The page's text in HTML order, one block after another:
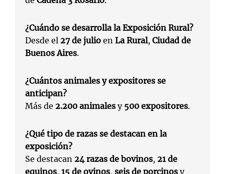
¿Cuándo se desarrolla la Exposición Rural?
Desde el 27 de julio en La Rural, Ciudad de
Buenos Aires.
¿Cuántos animales y expositores se
anticipan?
Más de 2.200 animales y 500 expositores.
¿Qué tipo de razas se destacan en la
exposición?
Se destacan 24 razas de bovinos, 21 de
equinos, 15 de ovinos, seis de porcinos y